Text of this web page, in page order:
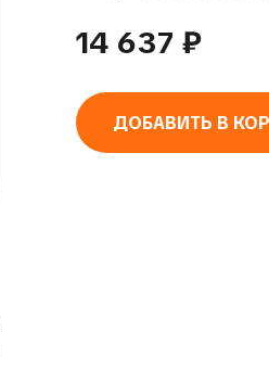
14 637 ₽
ДОБАВИТЬ В